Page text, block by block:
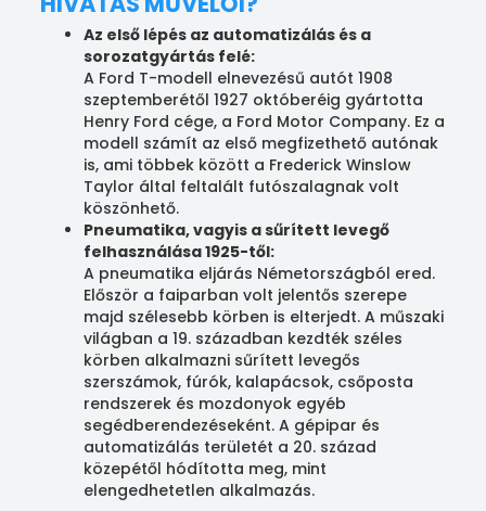
Az első lépés az automatizálás és a
sorozatgyártás felé:
A Ford T-modell elnevezésű autót 1908
szeptemberétől 1927 októberéig gyártotta
Henry Ford cége, a Ford Motor Company. Ez a
modell számít az első megfizethető autónak
is, ami többek között a Frederick Winslow
Taylor által feltalált futószalagnak volt
köszönhető.
Pneumatika, vagyis a sűrített levegő
felhasználása 1925-től:
A pneumatika eljárás Németországból ered.
Először a faiparban volt jelentős szerepe
majd szélesebb körben is elterjedt. A műszaki
világban a 19. században kezdték széles
körben alkalmazni sűrített levegős
szerszámok, fúrók, kalapácsok, csőposta
rendszerek és mozdonyok egyéb
segédberendezéseként. A gépipar és
automatizálás területét a 20. század
közepétől hódította meg, mint
elengedhetetlen alkalmazás.